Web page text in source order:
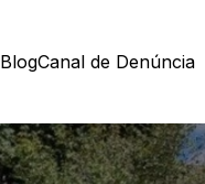
BlogCanal de Denúncia